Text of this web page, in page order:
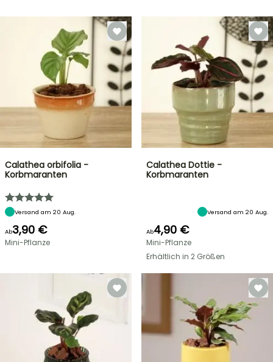
Calathea orbifolia -
Korbmaranten
Versand am 20 Aug.
Ab3,90 €
Mini-Pflanze
Calathea Dottie -
Korbmaranten
Versand am 20 Aug.
Ab4,90 €
Mini-Pflanze
Erhältlich in 2 Größen